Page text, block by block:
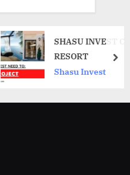
INVEST CẦN MUA HOTEL VÀ
Invest